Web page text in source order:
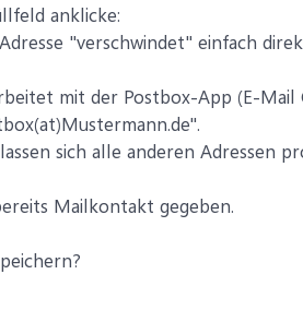
anklicke:
"verschwindet" einfach
mit der Postbox-App (E-
sich alle anderen Adressen
Mailkontakt gegeben.